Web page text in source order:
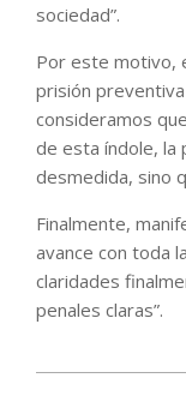
sociedad”.
Por este motivo,
prisión
consideramos
de esta índole, la
desmedida, sino
Finalmente,
avance con toda
claridades
penales claras”.